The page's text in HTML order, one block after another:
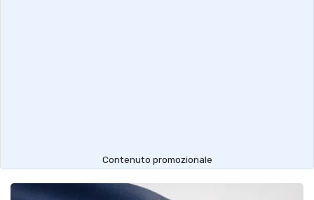
Contenuto promozionale